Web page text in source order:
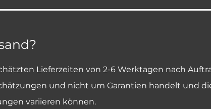
Lieferzeiten von 2-6 Werktagen nach
und nicht um Garantien handelt und
variieren können.